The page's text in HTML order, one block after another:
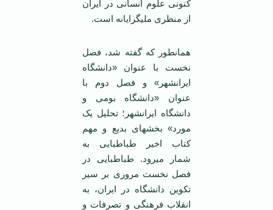
کنونی علوم انسانی در ایران
از منظری ملی‏گرایانه است.
همان‏طور که گفته شد، فصل
نخست با عنوان «دانشگاه
ایرانشهر» و فصل دوم با
عنوان «دانشگاه بومی و
دانشگاه ایرانشهر؛ تحلیل یک
مورد» بخش‏های بدیع و مهم
کتاب اخیر طباطبایی به
شمار می‏رود. طباطبایی در
فصل نخست مروری بر سیر
تکوین دانشگاه در ایران، به
انقلاب فرهنگی و تصرفات و